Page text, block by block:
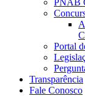
PNAB
Portal
Transparência
Fale Conosco